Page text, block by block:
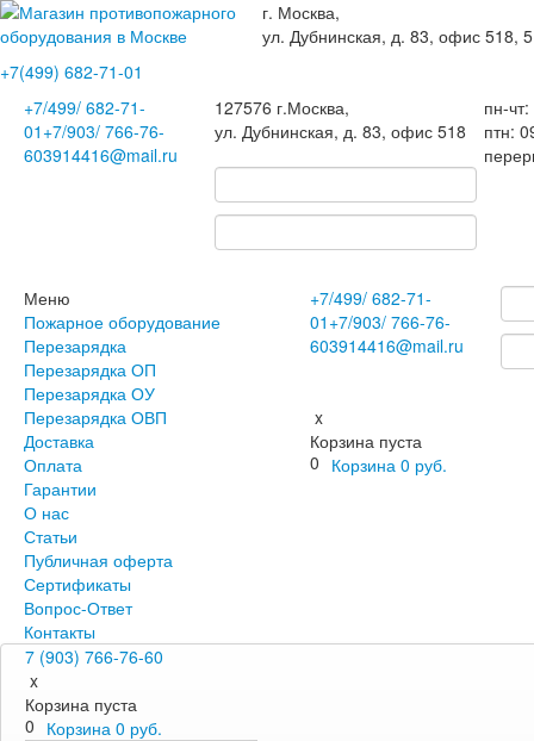
г. Москва,
ул. Дубнинская, д. 83, офис 518,
+7(499) 682-71-01
+7/499/ 682-71-
01 +7/903/ 766-76-
603914416@mail.ru
127576 г.Москва,
ул. Дубнинская, д. 83, офис 518
пн-
птн:
Меню
Пожарное оборудование
Перезарядка
Перезарядка ОП
Перезарядка ОУ
Перезарядка ОВП
Доставка
Оплата
Гарантии
О нас
Статьи
Публичная оферта
Сертификаты
Вопрос-Ответ
Контакты
+7/499/ 682-71-
01 +7/903/ 766-76-
603914416@mail.ru
x
Корзина пуста
0 Корзина 0 руб.
7 (903) 766-76-60
x
Корзина пуста
0 Корзина 0 руб.